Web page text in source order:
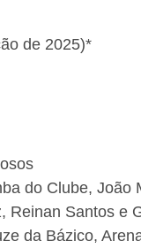
de 2025)*
do Clube, João
Reinan Santos e
da Bázico,